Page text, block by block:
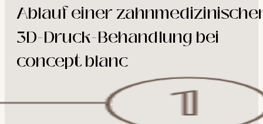
Ablauf einer
3D-Druck-Behandlung bei
concept blanc